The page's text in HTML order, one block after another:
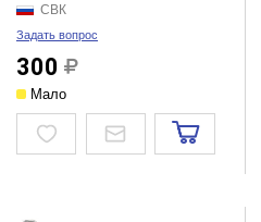
СВК
Задать вопрос
300
Мало